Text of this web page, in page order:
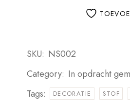
SKU: NS002
Category: In opdracht
Tags:
DECORATIE STOF